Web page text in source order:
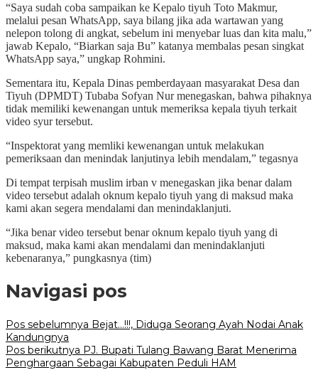
“Saya sudah coba sampaikan ke Kepalo tiyuh Toto Makmur,
melalui pesan WhatsApp, saya bilang jika ada wartawan yang
nelepon tolong di angkat, sebelum ini menyebar luas dan kita malu,”
jawab Kepalo, “Biarkan saja Bu” katanya membalas pesan singkat
WhatsApp saya,” ungkap Rohmini.
Sementara itu, Kepala Dinas pemberdayaan masyarakat Desa dan
Tiyuh (DPMDT) Tubaba Sofyan Nur menegaskan, bahwa pihaknya
tidak memiliki kewenangan untuk memeriksa kepala tiyuh terkait
video syur tersebut.
“Inspektorat yang memliki kewenangan untuk melakukan
pemeriksaan dan menindak lanjutinya lebih mendalam,” tegasnya
Di tempat terpisah muslim irban v menegaskan jika benar dalam
video tersebut adalah oknum kepalo tiyuh yang di maksud maka
kami akan segera mendalami dan menindaklanjuti.
“Jika benar video tersebut benar oknum kepalo tiyuh yang di
maksud, maka kami akan mendalami dan menindaklanjuti
kebenaranya,” pungkasnya (tim)
Navigasi pos
Pos sebelumnya Bejat…!!!, Diduga Seorang Ayah Nodai Anak
Kandungnya
Pos berikutnya PJ. Bupati Tulang Bawang Barat Menerima
Penghargaan Sebagai Kabupaten Peduli HAM